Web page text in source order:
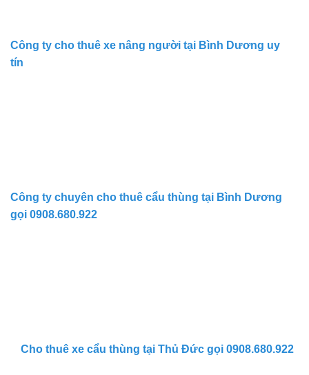
Công ty cho thuê xe nâng người tại Bình Dương uy
tín
Công ty chuyên cho thuê cẩu thùng tại Bình Dương
gọi 0908.680.922
Cho thuê xe cẩu thùng tại Thủ Đức gọi 0908.680.922